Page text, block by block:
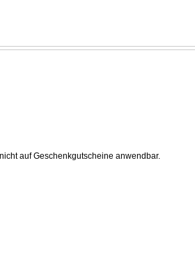
auf Geschenkgutscheine anwendbar.